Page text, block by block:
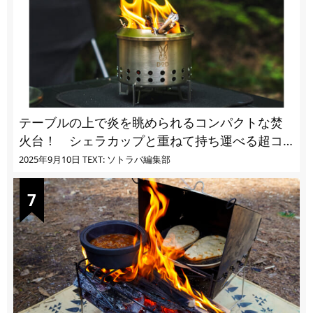
テーブルの上で炎を眺められるコンパクトな焚
火台！ シェラカップと重ねて持ち運べる超コ
ンパクト収納
2025年9月10日 TEXT: ソトラバ編集部